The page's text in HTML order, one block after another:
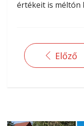
értékeit is méltón
Előző